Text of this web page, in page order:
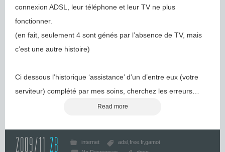
connexion ADSL, leur téléphone et leur TV ne plus
fonctionner.
(en fait, seulement 4 sont génés par l’absence de TV, mais
c’est une autre histoire)
Ci dessous l’historique ‘assistance’ d’un d’entre eux (votre
serviteur) complété par mes soins, cherchez les erreurs…
Read more
2009/11 28 internet adsl free.fr gamot